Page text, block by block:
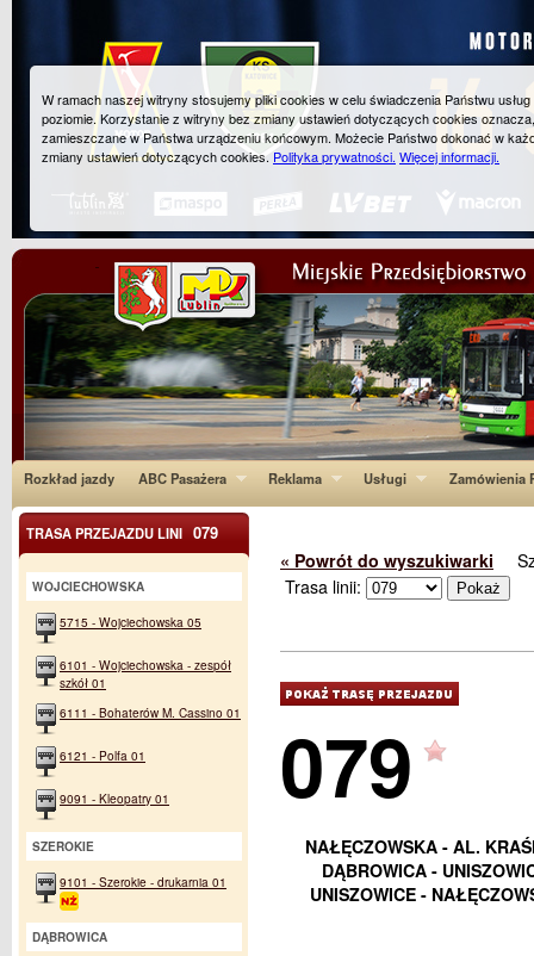
Rozkład jazdy ABC Pasażera Reklama Usługi Zamówienia
« Powrót do wyszukiwarki
Trasa linii:
079
NAŁĘCZOWSKA - AL.
DĄBROWICA -
UNISZOWICE -
TRASA PRZEJAZDU LINI 079
WOJCIECHOWSKA
5715 - Wojciechowska 05
6101 - Wojciechowska - zespół
szkół 01
6111 - Bohaterów M. Cassino 01
6121 - Polfa 01
9091 - Kleopatry 01
SZEROKIE
9101 - Szerokie - drukarnia 01
DĄBROWICA
W ramach naszej witryny stosujemy pliki cookies w celu świadczenia Państwu
poziomie. Korzystanie z witryny bez zmiany ustawień dotyczących cookies
zamieszczane w Państwa urządzeniu końcowym. Możecie Państwo dokonać w
zmiany ustawień dotyczących cookies.Polityka prywatności. Więcej informacji.